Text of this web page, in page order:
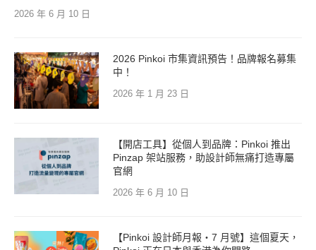
2026 年 6 月 10 日
2026 Pinkoi 市集資訊預告！品牌報名募集
中！
2026 年 1 月 23 日
【開店工具】從個人到品牌：Pinkoi 推出
Pinzap 架站服務，助設計師無痛打造專屬
官網
2026 年 6 月 10 日
【Pinkoi 設計師月報・7 月號】這個夏天，